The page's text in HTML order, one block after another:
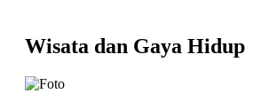
Wisata dan Gaya Hidup